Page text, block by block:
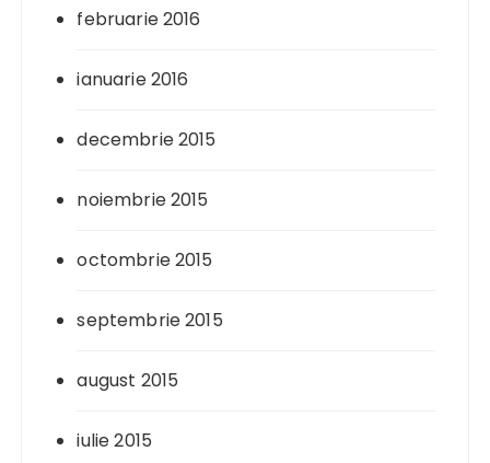
februarie 2016
ianuarie 2016
decembrie 2015
noiembrie 2015
octombrie 2015
septembrie 2015
august 2015
iulie 2015